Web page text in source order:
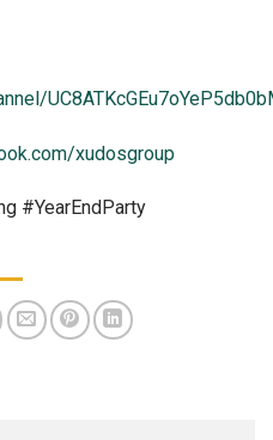
xudosgroup
#YearEndParty